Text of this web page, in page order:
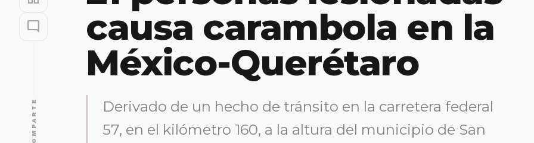
mode_comment
COMPARTE
causa carambola en la
México-Querétaro
Derivado de un hecho de tránsito en la carretera federal
57, en el kilómetro 160, a la altura del municipio de San